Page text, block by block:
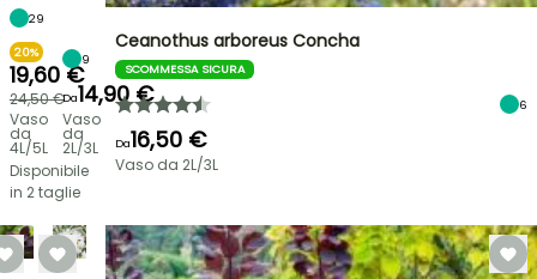
29
20%
19,60 €
24,50 €
Vaso
da
4L/5L
Disponibile
in 2 taglie
9
Da14,90 €
Vaso
da
2L/3L
Ceanothus arboreus Concha
SCOMMESSA SICURA
6
Da16,50 €
Vaso da 2L/3L